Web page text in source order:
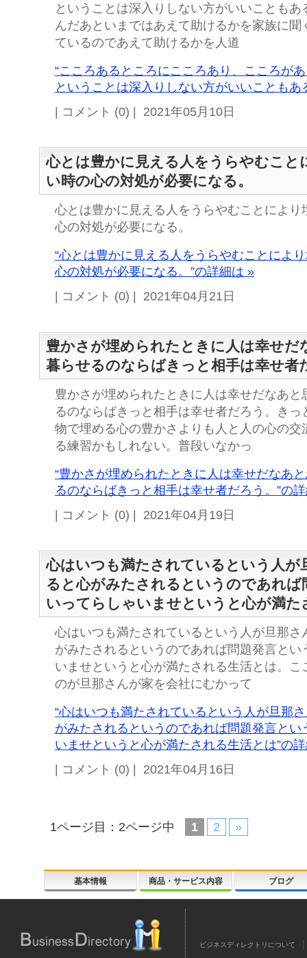
ということは深入りしない方がいいこともあ
んだあといまではあえて助けるかを家族に聞
ているのであえて助けるかを人道
“こころあるところにこころあり、こころが
ということは深入りしない方がいいこともあ
| コメント (0) | 2021年05月10日
心とは豊かに見える人をうらやむこと
い時の心の対処が必要になる。
心とは豊かに見える人をうらやむことにより
心の対処が必要になる。
“心とは豊かに見える人をうらやむことによ
心の対処が必要になる。”の詳細は »
| コメント (0) | 2021年04月21日
豊かさが埋められたときに人は幸せだ
暮らせるのならばきっと相手は幸せ者
豊かさが埋められたときに人は幸せだなあと
るのならばきっと相手は幸せ者だろう。きっ
物で埋める心の豊かさよりも人と人の心の交
る練習かもしれない。普段いなかっ
“豊かさが埋められたときに人は幸せだなあ
るのならばきっと相手は幸せ者だろう。”の
| コメント (0) | 2021年04月19日
心はいつも満たされているという人が
ると心がみたされるというのであれば
いってらしゃいませというと心が満た
心はいつも満たされているという人が旦那さ
がみたされるというのであれば問題発言とい
いませというと心が満たされる生活とは。こ
のが旦那さんが家を会社にむかって
“心はいつも満たされているという人が旦那
がみたされるというのであれば問題発言とい
いませというと心が満たされる生活とは”の
| コメント (0) | 2021年04月16日
1ページ目：2ページ中 1 2 »
基本情報 商品・サービス内容 ブログ
ビジネスディレクトリについて